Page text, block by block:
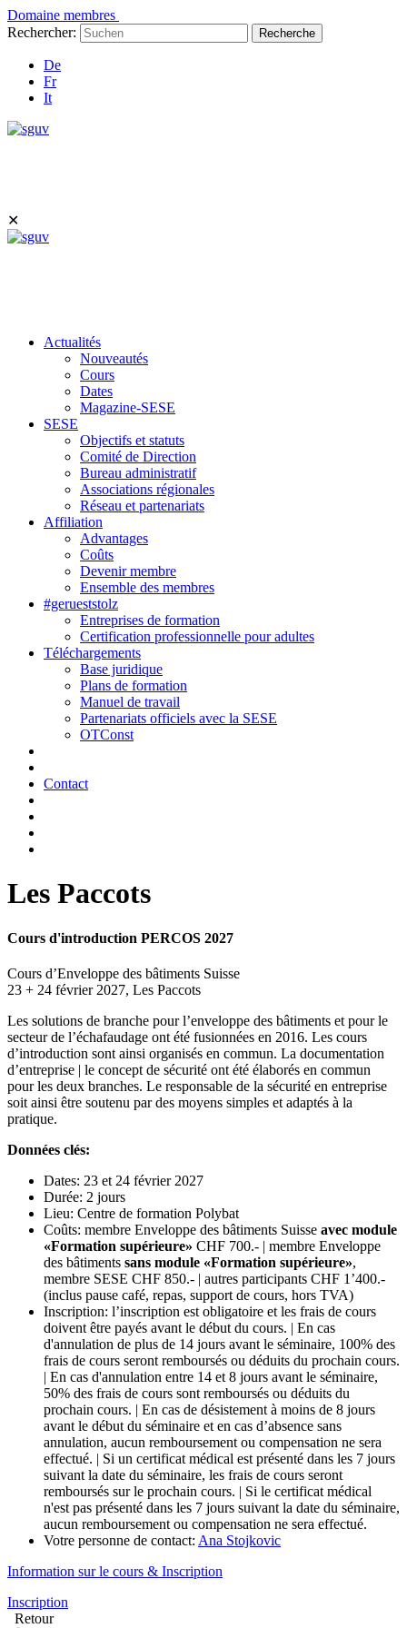
Domaine membres
Rechercher:
Recherche
De
Fr
It
✕
Actualités
Nouveautés
Cours
Dates
Magazine-SESE
SESE
Objectifs et statuts
Comité de Direction
Bureau administratif
Associations régionales
Réseau et partenariats
Affiliation
Advantages
Coûts
Devenir membre
Ensemble des membres
#gerueststolz
Entreprises de formation
Certification professionnelle pour adultes
Téléchargements
Base juridique
Plans de formation
Manuel de travail
Partenariats officiels avec la SESE
OTConst
Contact
Les Paccots
Cours d'introduction PERCOS 2027
Cours d’Enveloppe des bâtiments Suisse
23 + 24 février 2027, Les Paccots
Les solutions de branche pour l’enveloppe des bâtiments et pour le
secteur de l’échafaudage ont été fusionnées en 2016. Les cours
d’introduction sont ainsi organisés en commun. La documentation
d’entreprise | le concept de sécurité ont été élaborés en commun
pour les deux branches. Le responsable de la sécurité en entreprise
soit ainsi être soutenu par des moyens simples et adaptés à la
pratique.
Données clés:
Dates: 23 et 24 février 2027
Durée: 2 jours
Lieu: Centre de formation Polybat
Coûts: membre Enveloppe des bâtiments Suisse avec module
«Formation supérieure» CHF 700.- | membre Enveloppe
des bâtiments sans module «Formation supérieure»,
membre SESE CHF 850.- | autres participants CHF 1’400.-
(inclus pause café, repas, support de cours, hors TVA)
Inscription: l’inscription est obligatoire et les frais de cours
doivent être payés avant le début du cours. | En cas
d'annulation de plus de 14 jours avant le séminaire, 100% des
frais de cours seront remboursés ou déduits du prochain cours.
| En cas d'annulation entre 14 et 8 jours avant le séminaire,
50% des frais de cours sont remboursés ou déduits du
prochain cours. | En cas de désistement à moins de 8 jours
avant le début du séminaire et en cas d’absence sans
annulation, aucun remboursement ou compensation ne sera
effectué. | Si un certificat médical est présenté dans les 7 jours
suivant la date du séminaire, les frais de cours seront
remboursés sur le prochain cours. | Si le certificat médical
n'est pas présenté dans les 7 jours suivant la date du séminaire,
aucun remboursement ou compensation ne sera effectué.
Votre personne de contact: Ana Stojkovic
Information sur le cours & Inscription
Inscription
Retour